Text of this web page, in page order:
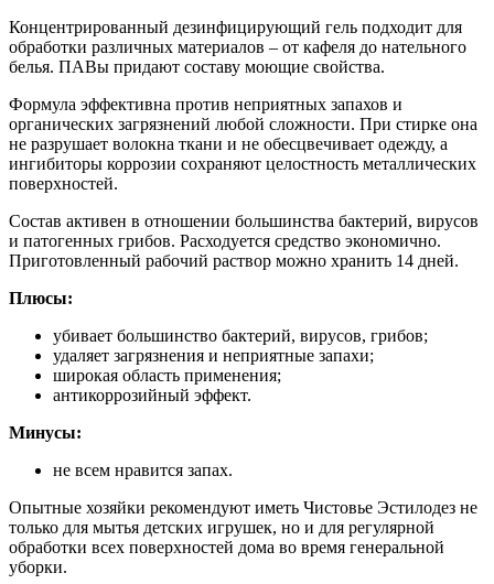
Концентрированный дезинфицирующий гель подходит для
обработки различных материалов – от кафеля до нательного
белья. ПАВы придают составу моющие свойства.
Формула эффективна против неприятных запахов и
органических загрязнений любой сложности. При стирке она
не разрушает волокна ткани и не обесцвечивает одежду, а
ингибиторы коррозии сохраняют целостность металлических
поверхностей.
Состав активен в отношении большинства бактерий, вирусов
и патогенных грибов. Расходуется средство экономично.
Приготовленный рабочий раствор можно хранить 14 дней.
Плюсы:
убивает большинство бактерий, вирусов, грибов;
удаляет загрязнения и неприятные запахи;
широкая область применения;
антикоррозийный эффект.
Минусы:
не всем нравится запах.
Опытные хозяйки рекомендуют иметь Чистовье Эстилодез не
только для мытья детских игрушек, но и для регулярной
обработки всех поверхностей дома во время генеральной
уборки.